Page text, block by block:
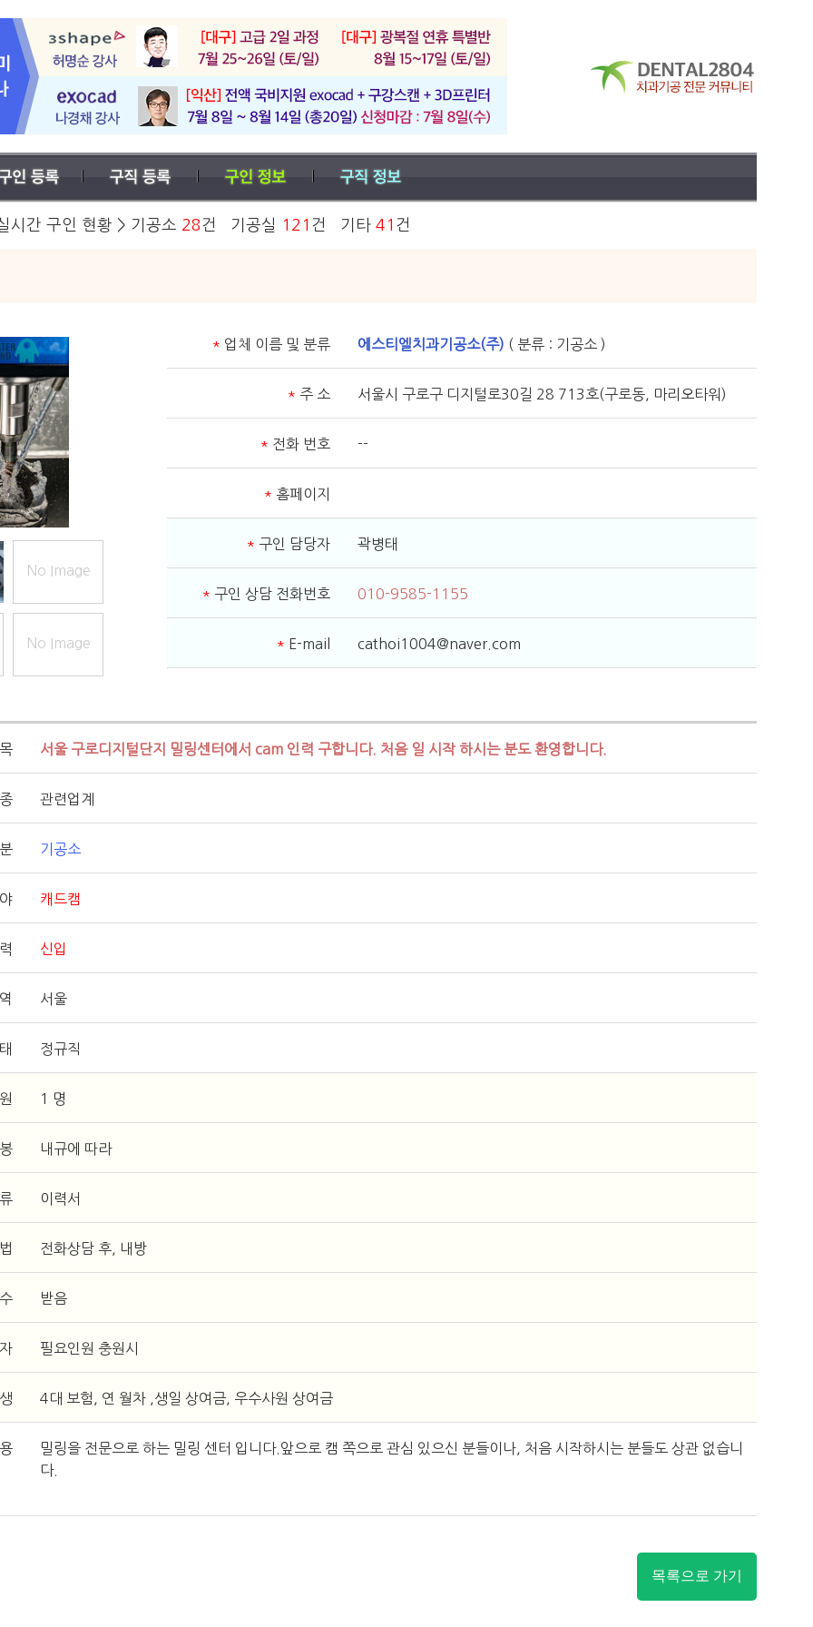
시간 구인 현황 > 기공소 28건 기공실 121 건 기타 41 건
No Image
No Image
* 업체 이름 및 분류 에스티엘치과기공소(주) ( 분류 : 기공소 )
* 주 소 서울시 구로구 디지털로30길 28 713호(구로동, 마리오타워)
* 전화 번호 --
* 홈페이지
* 구인 담당자 곽병태
* 구인 상담 전화번호 010-9585-1155
* E-mail cathoi1004@naver.com
서울 구로디지털단지 밀링센터에서 cam 인력 구합니다. 처음 일 시작 하시는 분도 환영합니다.
관련업계
기공소
캐드캠
신입
서울
정규직
1 명
내규에 따라
이력서
전화상담 후, 내방
받음
필요인원 충원시
4대 보험, 연 월차 ,생일 상여금, 우수사원 상여금
밀링을 전문으로 하는 밀링 센터 입니다.앞으로 캠 쪽으로 관심 있으신 분들이나, 처음 시작하시는 분들도 상관 없습니
다.